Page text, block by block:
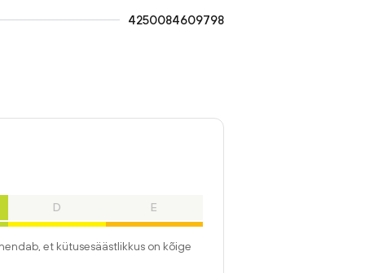
4250084609798
D E
et kütusesäästlikkus on kõige